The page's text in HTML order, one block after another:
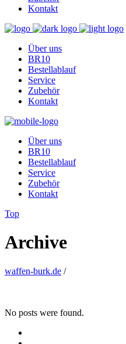
Kontakt
Über uns
BR10
Bestellablauf
Service
Zubehör
Kontakt
Über uns
BR10
Bestellablauf
Service
Zubehör
Kontakt
Top
Archive
waffen-burk.de /
No posts were found.